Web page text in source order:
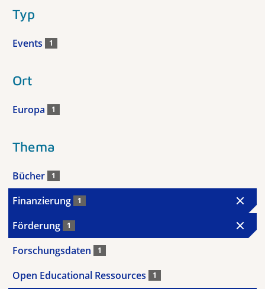
Typ
Events 1
Ort
Europa 1
Thema
Bücher 1
Finanzierung 1
Förderung 1
Forschungsdaten 1
Open Educational Ressources 1